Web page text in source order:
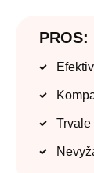
PROS:
Trvale